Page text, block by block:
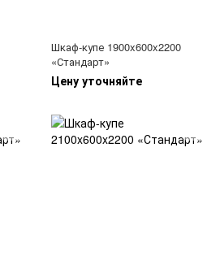
Шкаф-купе 1900x600x2200
«Стандарт»
Цену уточняйте